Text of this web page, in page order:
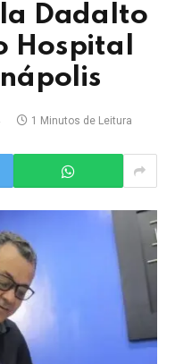
Dadalto
Hospital
1 Minutos de Leitura